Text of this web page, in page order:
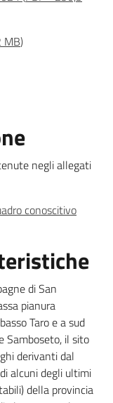
MB)
negli allegati
conoscitivo
di San
pianura
Taro e a sud
Samboseto, il sito
derivanti dal
alcuni degli ultimi
della provincia